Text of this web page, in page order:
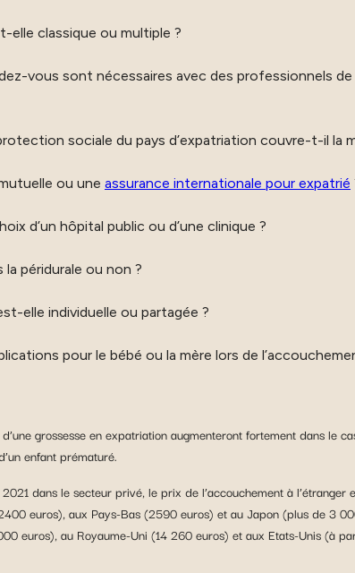
elle classique ou multiple ?
vous sont nécessaires avec des professionnels
sociale du pays d’expatriation couvre-t-il la
ou une assurance internationale pour expatrié
d’un hôpital public ou d’une clinique ?
péridurale ou non ?
elle individuelle ou partagée ?
pour le bébé ou la mère lors de
grossesse en expatriation augmenteront fortement dans le
enfant prématuré.
dans le secteur privé, le prix de l’accouchement à l’étranger
euros), aux Pays-Bas (2590 euros) et au Japon (plus de 3
euros), au Royaume-Uni (14 260 euros) et aux Etats-Unis (à